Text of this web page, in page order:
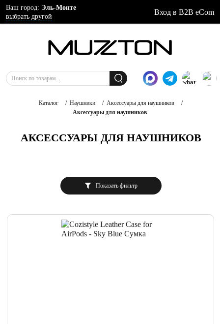
Ваш город: Эль-Монте
выбрать другой
Вход в B2B eCom
Каталог / Наушники / Аксессуары для наушников
/
Аксессуары для наушников
АКСЕССУАРЫ ДЛЯ НАУШНИКОВ
Показать фильтр